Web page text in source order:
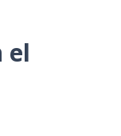
el